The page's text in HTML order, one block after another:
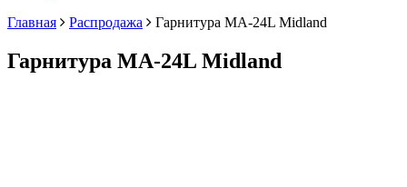
Главная
Распродажа Гарнитура МА-24L Midland
Гарнитура МА-24L Midland